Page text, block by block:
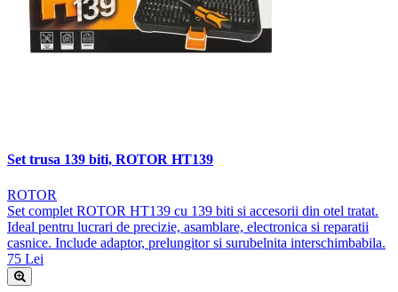
Set trusa 139 biti, ROTOR HT139
ROTOR
Set complet ROTOR HT139 cu 139 biti si accesorii din otel tratat.
Ideal pentru lucrari de precizie, asamblare, electronica si reparatii
casnice. Include adaptor, prelungitor si surubelnita interschimbabila.
75 Lei